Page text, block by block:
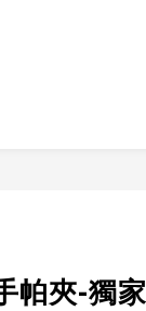
帕夾-獨家